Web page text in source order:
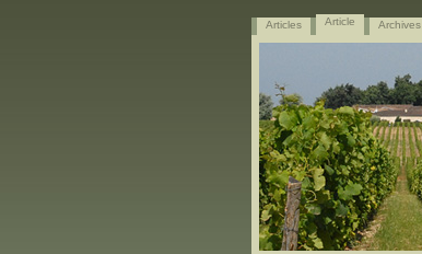
Articles Article Archives